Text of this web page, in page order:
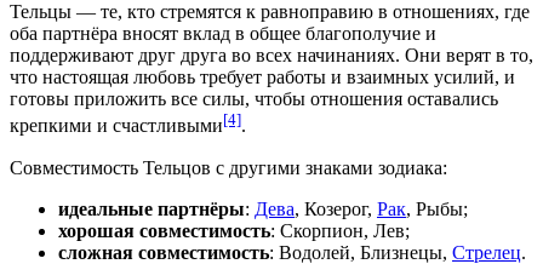
Тельцы — те, кто стремятся к равноправию в отношениях, где
оба партнёра вносят вклад в общее благополучие и
поддерживают друг друга во всех начинаниях. Они верят в то,
что настоящая любовь требует работы и взаимных усилий, и
готовы приложить все силы, чтобы отношения оставались
крепкими и счастливыми[4].
Совместимость Тельцов с другими знаками зодиака:
идеальные партнёры: Дева, Козерог, Рак, Рыбы;
хорошая совместимость: Скорпион, Лев;
сложная совместимость: Водолей, Близнецы, Стрелец.